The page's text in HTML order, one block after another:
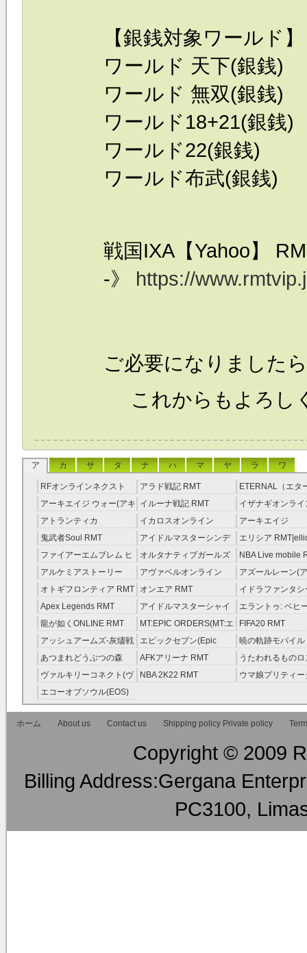
【銀銭対象ワールド】
ワールド 天下(銀銭)
ワールド 無双(銀銭)
ワールド18+21(銀銭)
ワールド22(銀銭)
ワールド布武(銀銭)
戦国IXA【Yahoo】
-》 https://
ご必要になりました
これからもよろし
ア カ サ タ ナ ハ マ ヤ ラ ワ
RFオンラインネクスト
RMT
アラド戦記 RMT
ETERNAL（エタ
RMT
アーキエイジ ウォー(アキ
ウオ) RMT
イルーナ戦記 RMT
イザナギオンライ
アトランティカ
RMT|Atlantica RMT
イカロスオンライン
RMT（予約制）
アーキエイジ
RMT|ArcheAge
約制）
鬼武者Soul RMT
アイドルマスターシンデ
レラガールズ(モバマス)
RMT
エリシア
RMT
ファイアーエムブレム ヒ
ーローズ(FEヒーローズ)
RMT
オルタナティブガールズ
RMT
NBA Live mobile
アルケミアストーリー
（アルスト） RMT
アヴァベルオンライン
RMT
アズールレーン(
RMT
オトギフロンティア RMT オンエア RMT
イドラファンタシ
ーサーガ RMT
Apex Legends RMT
アイドルマスターシャイ
ニーカラーズ(シャニマス)
RMT
エラントゥ: ベヒ
ピリット RMT
龍が如くONLINE RMT
MT:EPIC ORDERS(MT:エ
ピック・オーダーズ)
RMT
FIFA20 RMT
アッシュアームズ‐灰燼戦
線 RMT
エピックセブン(Epic
Seven) RMT
暁の軌跡モバイル
伝説 ） RMT
あつまれどうぶつの森
RMT
AFKアリーナ RMT
うたわれるもの
ラグ(ロスフラ)
ヴァルキリーコネクト(ヴ
ァルコネ) RMT
NBA 2K22 RMT
ウマ娘プリティー
エコーオブソウル(EOS)
RMT
ホーム
About us Contact us Shipping policy Private policy
Copyright © 2009
Billing Address:Gergana
PC3100,